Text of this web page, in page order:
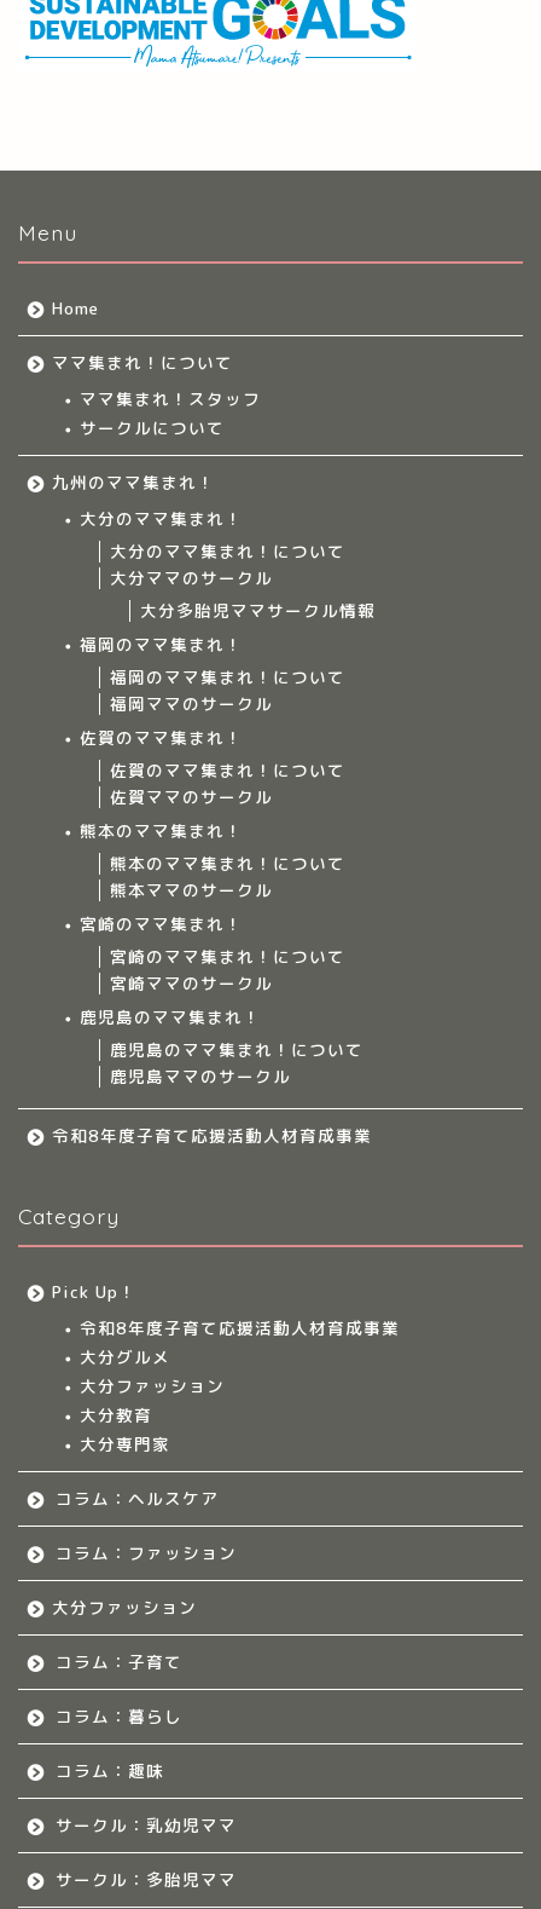
Menu
Home
ママ集まれ！について
ママ集まれ！スタッフ
サークルについて
九州のママ集まれ！
大分のママ集まれ！
大分のママ集まれ！について
大分ママのサークル
大分多胎児ママサークル情報
福岡のママ集まれ！
福岡のママ集まれ！について
福岡ママのサークル
佐賀のママ集まれ！
佐賀のママ集まれ！について
佐賀ママのサークル
熊本のママ集まれ！
熊本のママ集まれ！について
熊本ママのサークル
宮崎のママ集まれ！
宮崎のママ集まれ！について
宮崎ママのサークル
鹿児島のママ集まれ！
鹿児島のママ集まれ！について
鹿児島ママのサークル
令和8年度子育て応援活動人材育成事業
Category
Pick Up！
令和8年度子育て応援活動人材育成事業
大分グルメ
大分ファッション
大分教育
大分専門家
コラム：ヘルスケア
コラム：ファッション
大分ファッション
コラム：子育て
コラム：暮らし
コラム：趣味
サークル：乳幼児ママ
サークル：多胎児ママ
ママ集まれ！について
ママ集まれ！スタッフ
九州のママ集まれ！
大分のママ集まれ！
福岡のママ集まれ！につ
佐賀のママ集まれ！につ